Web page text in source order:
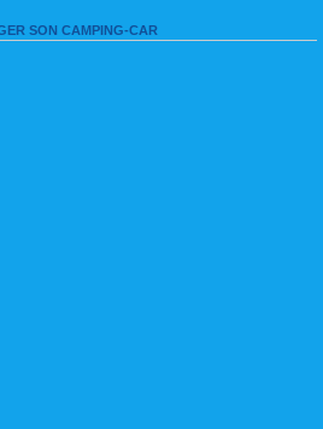
SON CAMPING-CAR